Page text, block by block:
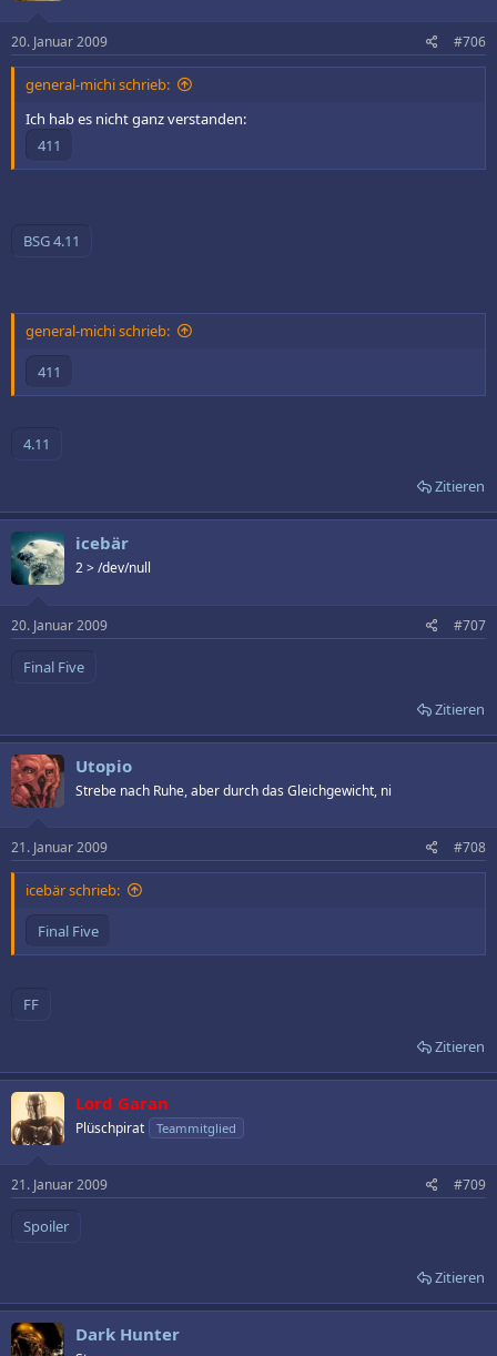
20. Januar 2009 #706
general-michi schrieb:
Ich hab es nicht ganz verstanden:
general-michi schrieb:
Zitieren
icebär
2 > /dev/null
20. Januar 2009 #707
Zitieren
Utopio
Strebe nach Ruhe, aber durch das Gleichgewicht, ni
21. Januar 2009 #708
icebär schrieb:
Zitieren
Lord Garan
Plüschpirat Teammitglied
21. Januar 2009 #709
Spoiler
Zitieren
Dark Hunter